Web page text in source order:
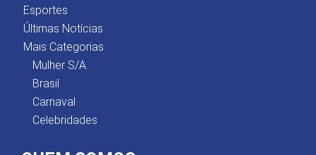
Esportes
Últimas Notícias
Mais Categorias
Mulher S/A
Brasil
Carnaval
Celebridades